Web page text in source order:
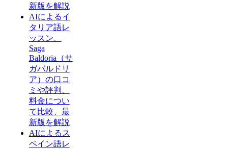
新版を解説
AIによるイ
タリア語レ
ッスン、
Saga
Baldoria（サ
ガバルドリ
ア）の口コ
ミや評判、
料金につい
て比較、最
新版を解説
AIによるス
ペイン語レ